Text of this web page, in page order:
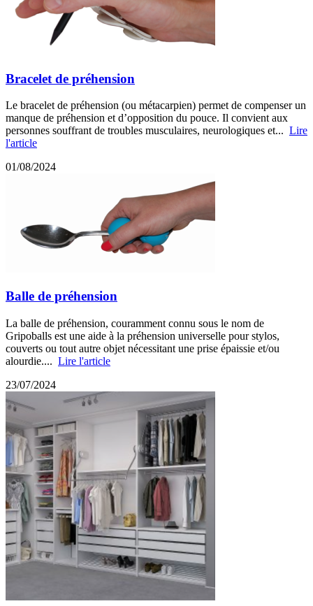
Bracelet de préhension
Le bracelet de préhension (ou métacarpien) permet de compenser un
manque de préhension et d’opposition du pouce. Il convient aux
personnes souffrant de troubles musculaires, neurologiques et... Lire
l'article
01/08/2024
Balle de préhension
La balle de préhension, couramment connu sous le nom de
Gripoballs est une aide à la préhension universelle pour stylos,
couverts ou tout autre objet nécessitant une prise épaissie et/ou
alourdie.... Lire l'article
23/07/2024